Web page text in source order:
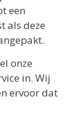
een
als deze
onze
in. Wij
ervoor dat